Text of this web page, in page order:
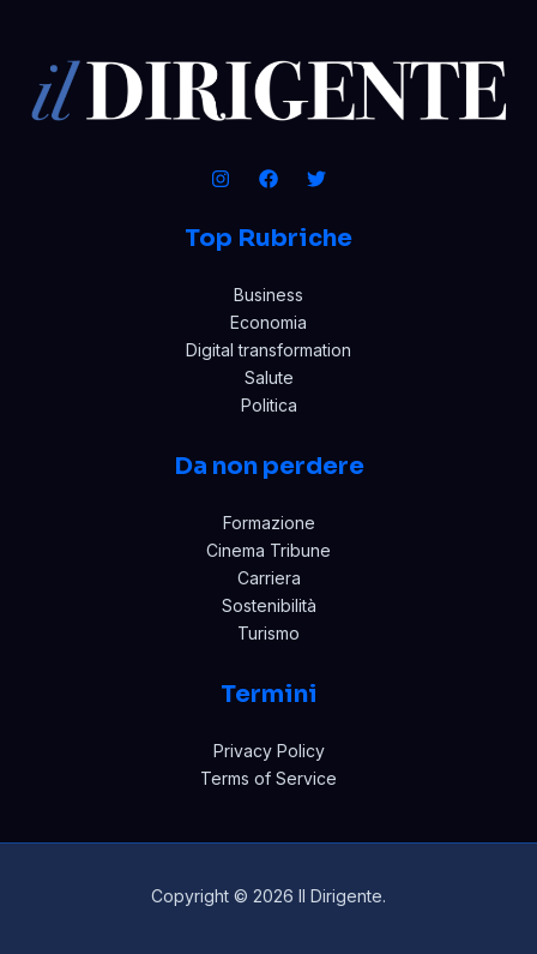
Top Rubriche
Business
Economia
Digital transformation
Salute
Politica
Da non perdere
Formazione
Cinema Tribune
Carriera
Sostenibilità
Turismo
Termini
Privacy Policy
Terms of Service
Copyright © 2026 Il Dirigente.